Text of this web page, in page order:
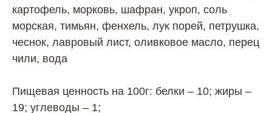
картофель, морковь, шафран, укроп, соль
морская, тимьян, фенхель, лук порей, петрушка,
чеснок, лавровый лист, оливковое масло, перец
чили, вода
Пищевая ценность на 100г: белки – 10; жиры –
19; углеводы – 1;